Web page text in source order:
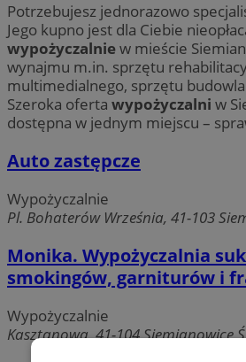
Potrzebujesz jednorazowo
Jego kupno jest dla Ciebie
wypożyczalniew mieście
wynajmu m.in. sprzętu
multimedialnego, sprzętu
Szeroka oferta wypożyczalni w
dostępna w jednym miejscu –
Auto zastępcze
Wypożyczalnie
Pl. Bohaterów Września, 41-103
Monika. Wypożyczalnia
smokingów, garniturów i
Wypożyczalnie
Kasztanowa, 41-104 Siemianowice